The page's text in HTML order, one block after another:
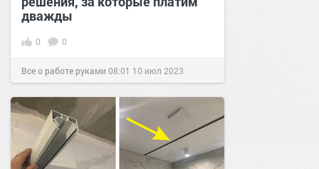
дважды
0 0
Все о работе руками 08:01 10 июл 2023